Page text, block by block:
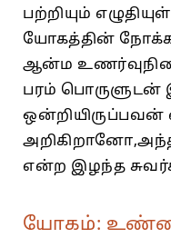
பற்றியும்‌
யோகத்தின்‌
ஆன்ம
பரம்‌
என்ற இழந்த
யோகம்: